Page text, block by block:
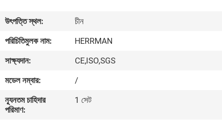
আমাদের
সম্পর্কে
কারখানা
ভ্রমণ
উৎপত্তি স্থল:
চীন
পরিচিতিমুলক নাম:
HERRMAN
সাক্ষ্যদান:
CE,ISO,SGS
মডেল নম্বার:
/
ন্যূনতম চাহিদার
পরিমাণ:
1 সেট